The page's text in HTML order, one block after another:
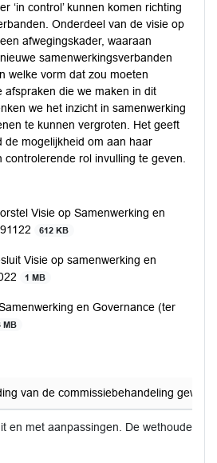
‘in control’ kunnen komen richting
Onderdeel van de visie op
afwegingskader, waaraan
samenwerkingsverbanden
welke vorm dat zou moeten
afspraken die we maken in dit
we het inzicht in samenwerking
te kunnen vergroten. Het geeft
de mogelijkheid om aan haar
controlerende rol invulling te geven.
Visie op Samenwerking en
612 KB
Visie op samenwerking en
1 MB
en Governance (ter
MB
van de commissiebehandeling
en met aanpassingen. De wethouder